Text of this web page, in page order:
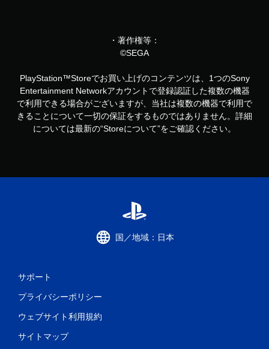
・著作権等：
©SEGA
PlayStation™Storeでお買い上げのコンテンツは、1つのSony
Entertainment Networkアカウントで登録認証した複数の機器
で利用できる場合がございますが、当社は複数の機器で利用で
きることについて一切の保証をするものではありません。詳細
については最新の“Storeについて”をご確認ください。
国／地域：日本
サポート
プライバシーポリシー
ウェブサイト利用規約
サイトマップ